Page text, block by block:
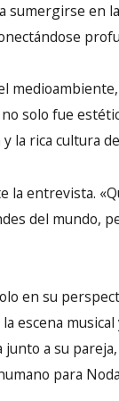
sumergirse en
solo fue
la rica cultura
la entrevista.
del mundo,
en su
escena
a su pareja,
para